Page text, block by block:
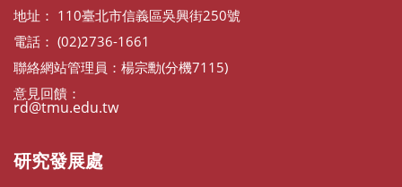
地址： 110臺北市信義區吳興街250號
電話： (02)2736-1661
聯絡網站管理員：楊宗勳(分機7115)
意見回饋：
rd@tmu.edu.tw
研究發展處